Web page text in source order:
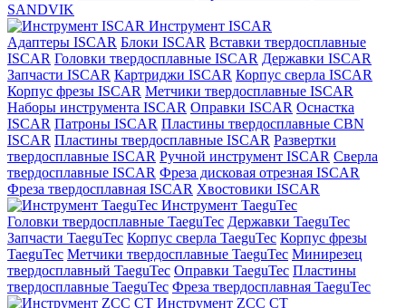
SANDVIK
Инструмент ISCAR
Адаптеры ISCAR Блоки ISCAR Вставки твердосплавные
ISCAR Головки твердосплавные ISCAR Державки ISCAR
Запчасти ISCAR Картриджи ISCAR Корпус сверла ISCAR
Корпус фрезы ISCAR Метчики твердосплавные ISCAR
Наборы инструмента ISCAR Оправки ISCAR Оснастка
ISCAR Патроны ISCAR Пластины твердосплавные CBN
ISCAR Пластины твердосплавные ISCAR Развертки
твердосплавные ISCAR Ручной инструмент ISCAR Сверла
твердосплавные ISCAR Фреза дисковая отрезная ISCAR
Фреза твердосплавная ISCAR Хвостовики ISCAR
Инструмент TaeguTec
Головки твердосплавные TaeguTec Державки TaeguTec
Запчасти TaeguTec Корпус сверла TaeguTec Корпус фрезы
TaeguTec Метчики твердосплавные TaeguTec Минирезец
твердосплавный TaeguTec Оправки TaeguTec Пластины
твердосплавные TaeguTec Фреза твердосплавная TaeguTec
Инструмент ZCС CT